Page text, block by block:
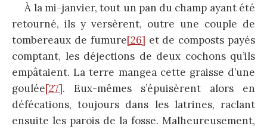
À la mi-janvier, tout un pan du champ ayant été
retourné, ils y versèrent, outre une couple de
tombereaux de fumure[26] et de composts payés
comptant, les déjections de deux cochons qu’ils
empâtaient. La terre mangea cette graisse d’une
goulée[27]. Eux-mêmes s’épuisèrent alors en
défécations, toujours dans les latrines, raclant
ensuite les parois de la fosse. Malheureusement,